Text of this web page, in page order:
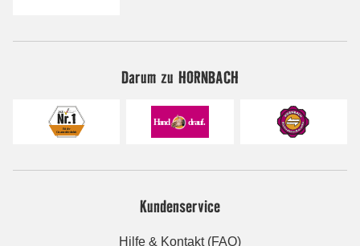
Darum zu HORNBACH
Kundenservice
Hilfe & Kontakt (FAQ)